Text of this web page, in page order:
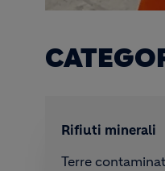
Rifiuti minerali
Terre